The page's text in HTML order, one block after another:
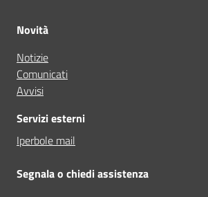
Novità
Notizie
Comunicati
Avvisi
Servizi esterni
Iperbole mail
Segnala o chiedi assistenza